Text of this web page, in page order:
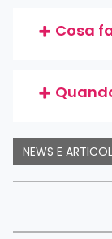
Cosa
NEWS E